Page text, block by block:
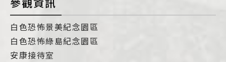
白色恐怖景美紀念園區
白色恐怖綠島紀念園區
安康接待室